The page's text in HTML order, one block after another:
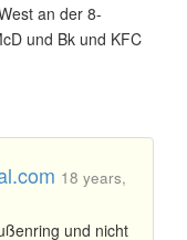
an der 8-
und Bk und KFC
18 years,
und nicht